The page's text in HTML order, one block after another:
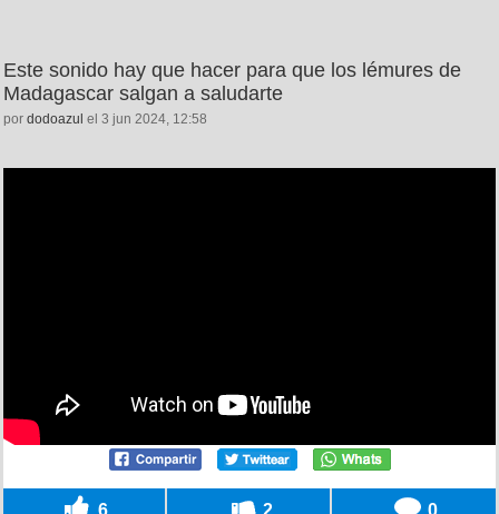
Este sonido hay que hacer para que los lémures de
Madagascar salgan a saludarte
por dodoazul el 3 jun 2024, 12:58
6 2 0